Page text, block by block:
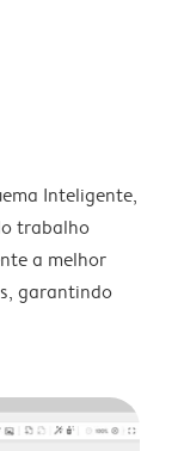
Inteligente,
trabalho
a melhor
garantindo